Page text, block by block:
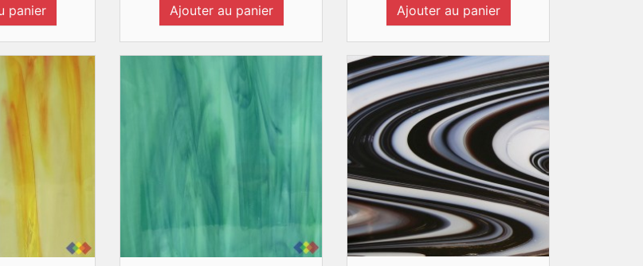
panier Ajouter au panier Ajouter au panier